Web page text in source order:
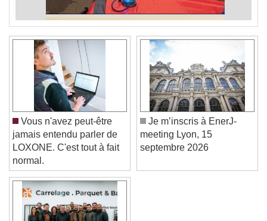
Vous n'avez peut-être
jamais entendu parler de
LOXONE. C'est tout à fait
normal.
Je m’inscris à EnerJ-
meeting Lyon, 15